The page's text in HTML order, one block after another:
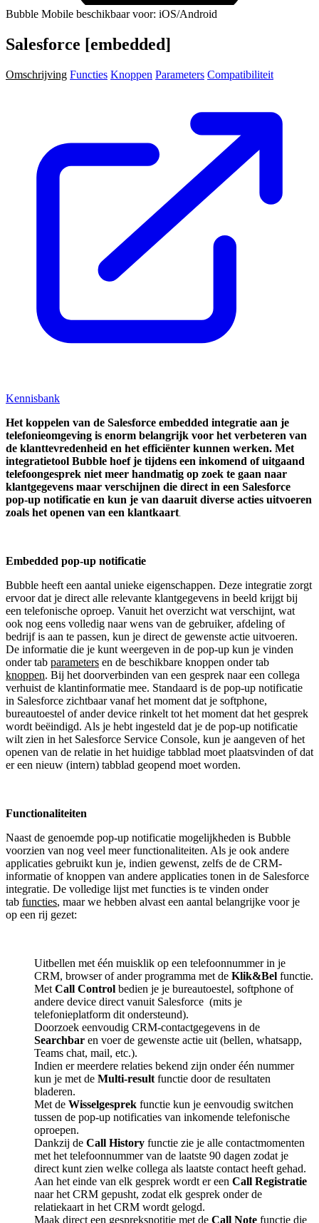
Bubble Mobile beschikbaar voor: iOS/Android
Salesforce [embedded]
Omschrijving Functies Knoppen Parameters Compatibiliteit
Kennisbank
Het koppelen van de Salesforce embedded integratie aan je
telefonieomgeving is enorm belangrijk voor het verbeteren van
de klanttevredenheid en het efficiënter kunnen werken. Met
integratietool Bubble hoef je tijdens een inkomend of uitgaand
telefoongesprek niet meer handmatig op zoek te gaan naar
klantgegevens maar verschijnen die direct in een Salesforce
pop-up notificatie en kun je van daaruit diverse acties uitvoeren
zoals het openen van een klantkaart.
Embedded pop-up notificatie
Bubble heeft een aantal unieke eigenschappen. Deze integratie zorgt
ervoor dat je direct alle relevante klantgegevens in beeld krijgt bij
een telefonische oproep. Vanuit het overzicht wat verschijnt, wat
ook nog eens volledig naar wens van de gebruiker, afdeling of
bedrijf is aan te passen, kun je direct de gewenste actie uitvoeren.
De informatie die je kunt weergeven in de pop-up kun je vinden
onder tab parameters en de beschikbare knoppen onder tab
knoppen. Bij het doorverbinden van een gesprek naar een collega
verhuist de klantinformatie mee. Standaard is de pop-up notificatie
in Salesforce zichtbaar vanaf het moment dat je softphone,
bureautoestel of ander device rinkelt tot het moment dat het gesprek
wordt beëindigd. Als je hebt ingesteld dat je de pop-up notificatie
wilt zien in het Salesforce Service Console, kun je aangeven of het
openen van de relatie in het huidige tabblad moet plaatsvinden of dat
er een nieuw (intern) tabblad geopend moet worden.
Functionaliteiten
Naast de genoemde pop-up notificatie mogelijkheden is Bubble
voorzien van nog veel meer functionaliteiten. Als je ook andere
applicaties gebruikt kun je, indien gewenst, zelfs de de CRM-
informatie of knoppen van andere applicaties tonen in de Salesforce
integratie. De volledige lijst met functies is te vinden onder
tab functies, maar we hebben alvast een aantal belangrijke voor je
op een rij gezet:
Uitbellen met één muisklik op een telefoonnummer in je
CRM, browser of ander programma met de Klik&Bel functie.
Met Call Control bedien je je bureautoestel, softphone of
andere device direct vanuit Salesforce (mits je
telefonieplatform dit ondersteund).
Doorzoek eenvoudig CRM-contactgegevens in de
Searchbar en voer de gewenste actie uit (bellen, whatsapp,
Teams chat, mail, etc.).
Indien er meerdere relaties bekend zijn onder één nummer
kun je met de Multi-result functie door de resultaten
bladeren.
Met de Wisselgesprek functie kun je eenvoudig switchen
tussen de pop-up notificaties van inkomende telefonische
oproepen.
Dankzij de Call History functie zie je alle contactmomenten
met het telefoonnummer van de laatste 90 dagen zodat je
direct kunt zien welke collega als laatste contact heeft gehad.
Aan het einde van elk gesprek wordt er een Call Registratie
naar het CRM gepusht, zodat elk gesprek onder de
relatiekaart in het CRM wordt gelogd.
Maak direct een gespreksnotitie met de Call Note functie die